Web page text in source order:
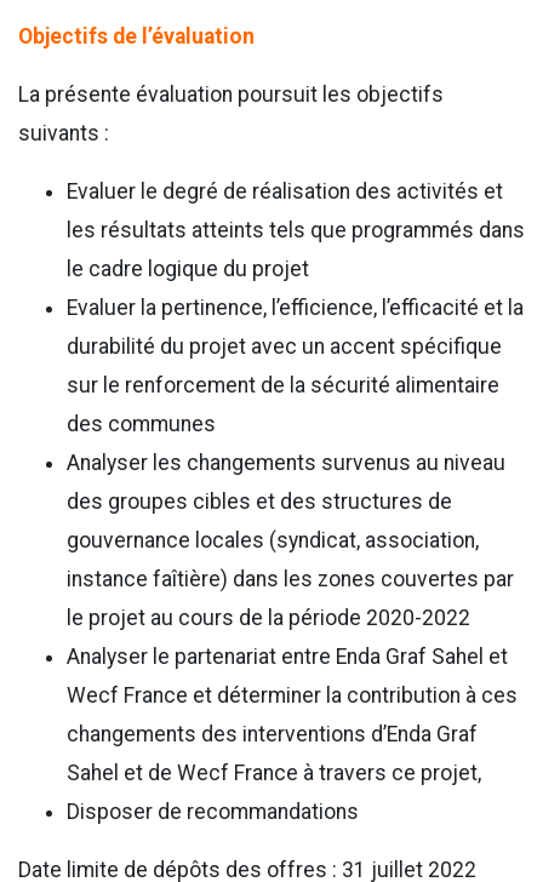
Objectifs de l’évaluation
La présente évaluation poursuit les objectifs
suivants :
Evaluer le degré de réalisation des activités et
les résultats atteints tels que programmés dans
le cadre logique du projet
Evaluer la pertinence, l’efficience, l’efficacité et la
durabilité du projet avec un accent spécifique
sur le renforcement de la sécurité alimentaire
des communes
Analyser les changements survenus au niveau
des groupes cibles et des structures de
gouvernance locales (syndicat, association,
instance faîtière) dans les zones couvertes par
le projet au cours de la période 2020-2022
Analyser le partenariat entre Enda Graf Sahel et
Wecf France et déterminer la contribution à ces
changements des interventions d’Enda Graf
Sahel et de Wecf France à travers ce projet,
Disposer de recommandations
Date limite de dépôts des offres : 31 juillet 2022